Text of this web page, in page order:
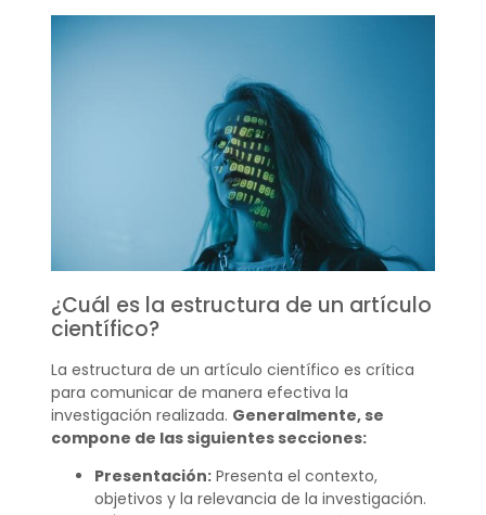
¿Cuál es la estructura de un artículo
científico?
La estructura de un artículo científico es crítica
para comunicar de manera efectiva la
investigación realizada. Generalmente, se
compone de las siguientes secciones:
Presentación:Presenta el contexto,
objetivos y la relevancia de la investigación.